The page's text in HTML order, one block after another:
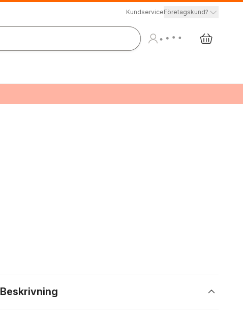
KundserviceFöretagskund?
Beskrivning